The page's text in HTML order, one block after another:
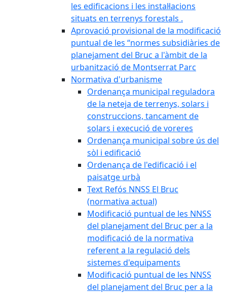
les edificacions i les instal·lacions
situats en terrenys forestals .
Aprovació provisional de la modificació
puntual de les “normes subsidiàries de
planejament del Bruc a l'àmbit de la
urbanització de Montserrat Parc
Normativa d'urbanisme
Ordenança municipal reguladora
de la neteja de terrenys, solars i
construccions, tancament de
solars i execució de voreres
Ordenança municipal sobre ús del
sòl i edificació
Ordenança de l'edificació i el
paisatge urbà
Text Refós NNSS El Bruc
(normativa actual)
Modificació puntual de les NNSS
del planejament del Bruc per a la
modificació de la normativa
referent a la regulació dels
sistemes d'equipaments
Modificació puntual de les NNSS
del planejament del Bruc per a la